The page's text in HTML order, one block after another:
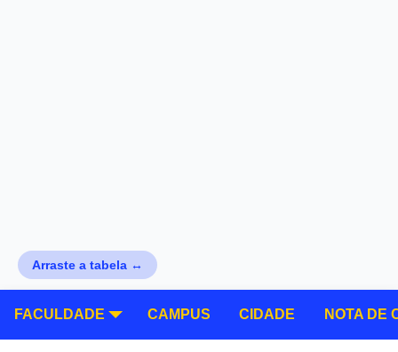
Arraste a tabela ↔
FACULDADE CAMPUS CIDADE NOTA DE